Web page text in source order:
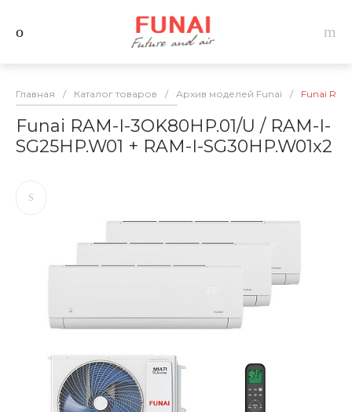
Главная / Каталог товаров / Архив моделей Funai / Funai
Funai RAM-I-3OK80HP.01/U / RAM-I-
SG25HP.W01 + RAM-I-SG30HP.W01x2